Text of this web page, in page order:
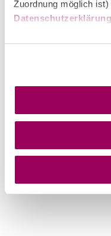
Zuordnung möglich
Datenschutzerklärung